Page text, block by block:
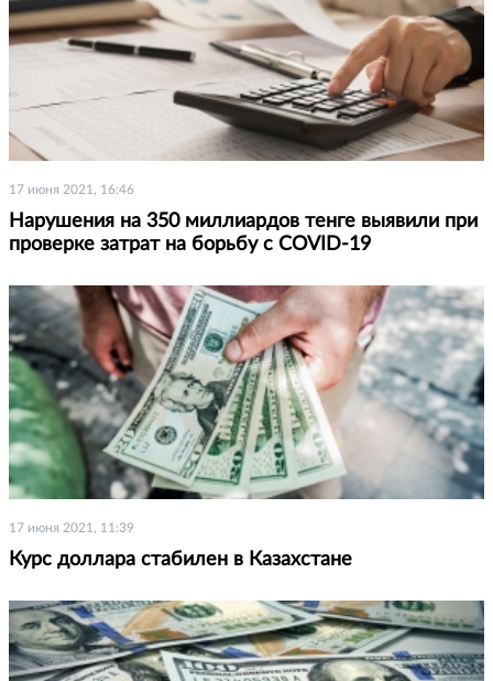
17 июня 2021, 16:46
Нарушения на 350 миллиардов тенге выявили при
проверке затрат на борьбу с COVID-19
17 июня 2021, 11:39
Курс доллара стабилен в Казахстане